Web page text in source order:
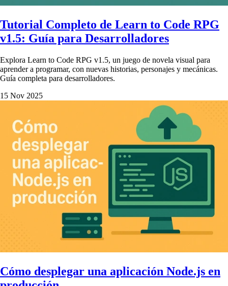
Tutorial Completo de Learn to Code RPG
v1.5: Guía para Desarrolladores
Explora Learn to Code RPG v1.5, un juego de novela visual para
aprender a programar, con nuevas historias, personajes y mecánicas.
Guía completa para desarrolladores.
15 Nov 2025
Cómo desplegar una aplicación Node.js en